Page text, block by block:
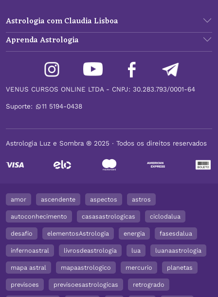
Astrologia com Claudia Lisboa
Aprenda Astrologia
VENUS CURSOS ONLINE LTDA - CNPJ: 30.283.793/0001-64
Suporte: 11 5194-0438
Astrologia Luz e Sombra ® 2025 ∙ Todos os direitos reservados
amor ascendente aspectos astros
autoconhecimento casasastrologicas ciclodalua
desafio elementosAstrologia energia fasesdalua
infernoastral livrosdeastrologia lua luanaastrologia
mapa astral mapaastrologico mercurio planetas
previsoes previsoesastrologicas retrogrado